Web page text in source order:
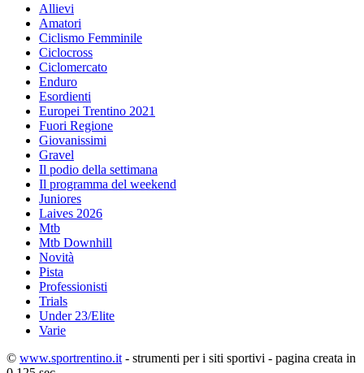
Allievi
Amatori
Ciclismo Femminile
Ciclocross
Ciclomercato
Enduro
Esordienti
Europei Trentino 2021
Fuori Regione
Giovanissimi
Gravel
Il podio della settimana
Il programma del weekend
Juniores
Laives 2026
Mtb
Mtb Downhill
Novità
Pista
Professionisti
Trials
Under 23/Elite
Varie
© www.sportrentino.it - strumenti per i siti sportivi - pagina creata in